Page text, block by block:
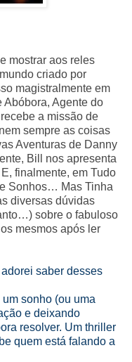
mostrar aos reles
criado por
magistralmente em
Abóbora, Agente do
a missão de
sempre as coisas
Aventuras de Danny
Bill nos apresenta
finalmente, em Tudo
Sonhos… Mas Tinha
diversas dúvidas
sobre o fabuloso
mesmos após ler
saber desses
sonho (ou uma
e deixando
resolver. Um thriller
quem está falando a